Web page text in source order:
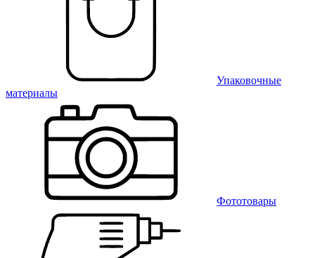
Упаковочные
материалы
Фототовары